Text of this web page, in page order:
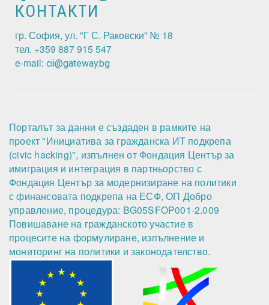
КОНТАКТИ
гр. София, ул. "Г С. Раковски" № 18
тел. +359 887 915 547
e-mail: cii@gateway.bg
Порталът за данни е създаден в рамките на
проект "Инициатива за гражданска ИТ подкрепа
(civic hacking)", изпълнен от Фондация Център за
имиграция и интеграция в партньорство с
Фондация Център за модернизиране на политики
с финансовата подкрепа на ЕСФ, ОП Добро
управление, процедура: BG05SFOP001-2.009
Повишаване на гражданското участие в
процесите на формулиране, изпълнение и
мониторинг на политики и законодателство.